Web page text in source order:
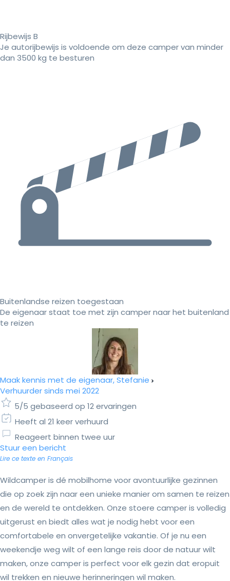
Rijbewijs B
Je autorijbewijs is voldoende om deze camper van minder
dan 3500 kg te besturen
Buitenlandse reizen toegestaan
De eigenaar staat toe met zijn camper naar het buitenland
te reizen
Maak kennis met de eigenaar, Stefanie
Verhuurder sinds mei 2022
5/5 gebaseerd op 12 ervaringen
Heeft al 21 keer verhuurd
Reageert binnen twee uur
Stuur een bericht
Lire ce texte en Français
Wildcamper is dé mobilhome voor avontuurlijke gezinnen
die op zoek zijn naar een unieke manier om samen te reizen
en de wereld te ontdekken. Onze stoere camper is volledig
uitgerust en biedt alles wat je nodig hebt voor een
comfortabele en onvergetelijke vakantie. Of je nu een
weekendje weg wilt of een lange reis door de natuur wilt
maken, onze camper is perfect voor elk gezin dat eropuit
wil trekken en nieuwe herinneringen wil maken.